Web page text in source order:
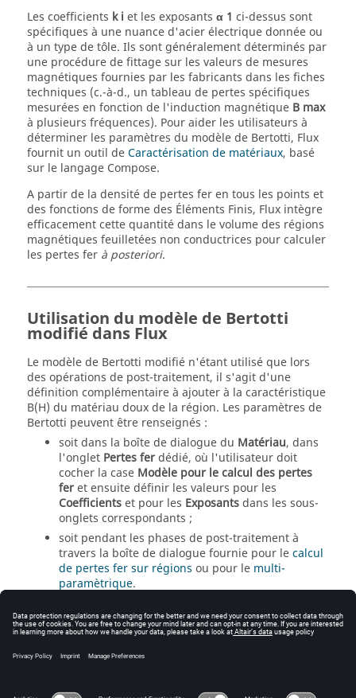
Les coefficients k i et les exposants α 1 ci-dessus sont
spécifiques à une nuance d'acier électrique donnée ou
à un type de tôle. Ils sont généralement déterminés par
une procédure de fittage sur les valeurs de mesures
magnétiques fournies par les fabricants dans les fiches
techniques (c.-à-d., un tableau de pertes spécifiques
mesurées en fonction de l'induction magnétique B max
à plusieurs fréquences). Pour aider les utilisateurs à
déterminer les paramètres du modèle de Bertotti, Flux
fournit un outil deCaractérisation de matériaux, basé
sur le langage Compose.
A partir de la densité de pertes fer en tous les points et
des fonctions de forme des Éléments Finis, Flux intègre
efficacement cette quantité dans le volume des régions
magnétiques feuilletées non conductrices pour calculer
les pertes fer à posteriori.
Utilisation du modèle de Bertotti
modifié dans Flux
Le modèle de Bertotti modifié n'étant utilisé que lors
des opérations de post-traitement, il s'agit d'une
définition complémentaire à ajouter à la caractéristique
B(H) du matériau doux de la région. Les paramètres de
Bertotti peuvent être renseignés :
soit dans la boîte de dialogue du Matériau, dans
l'onglet Pertes ferdédié, où l'utilisateur doit
cocher la case Modèle pour le calcul des pertes
feret ensuite définir les valeurs pour les
Coefficientset pour les Exposantsdans les sous-
onglets correspondants ;
soit pendant les phases de post-traitement à
travers la boîte de dialogue fournie pour lecalcul
de pertes fer sur régions ou pour le multi-
paramètrique.
Dans Flux, le modèle de Bertotti modifié est disponible
en 2D, Skew et 3D pour toutes les applications
Magnétiques, c.-à-d. Transitoire, Harmonique et
Statique (en Mode Avancé uniquement pour cette